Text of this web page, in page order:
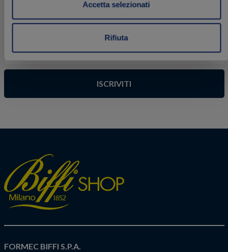
Accetta selezionati
Rifiuta
del 20% da utilizzare sul tuo primo ordine!
Inserisci il tuo indirizzo email
ISCRIVITI
FORMEC BIFFI S.P.A.